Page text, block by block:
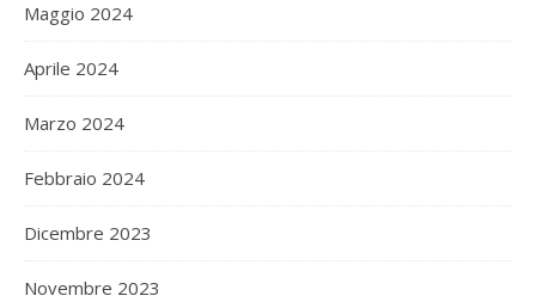
Maggio 2024
Aprile 2024
Marzo 2024
Febbraio 2024
Dicembre 2023
Novembre 2023